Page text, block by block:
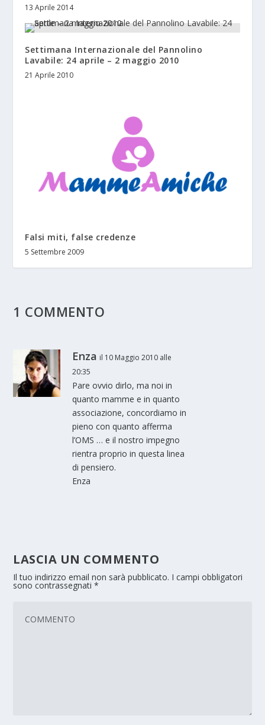
13 Aprile 2014
Settimana Internazionale del Pannolino
Lavabile: 24 aprile – 2 maggio 2010
21 Aprile 2010
Falsi miti, false credenze
5 Settembre 2009
1 COMMENTO
Enza il 10 Maggio 2010 alle
20:35
Pare ovvio dirlo, ma noi in
quanto mamme e in quanto
associazione, concordiamo in
pieno con quanto afferma
l’OMS … e il nostro impegno
rientra proprio in questa linea
di pensiero.
Enza
LASCIA UN COMMENTO
Il tuo indirizzo email non sarà pubblicato. I campi obbligatori
sono contrassegnati*